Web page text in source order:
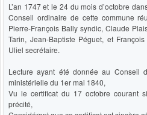
L’an 1747 et le 24 du mois d’octobre
Conseil ordinaire de cette commune
Pierre-François Bally syndic, Claude
Tarin, Jean-Baptiste Péguet, et
Uliel secrétaire.
Lecture ayant été donnée au Conseil
ministérielle du 1er mai 1840,
Vu le certificat du 17 octobre courant
précité,